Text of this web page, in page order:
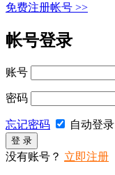
免费注册帐号 >>
帐号登录
账号
密码
忘记密码 自动登录
没有账号？ 立即注册